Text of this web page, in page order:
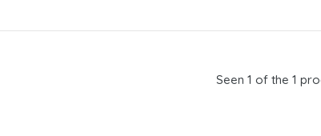
Seen 1 of the 1